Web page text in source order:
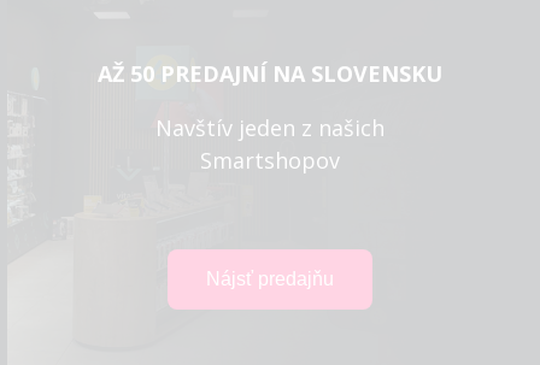
AŽ 50 PREDAJNÍ NA SLOVENSKU
Navštív jeden z našich
Smartshopov